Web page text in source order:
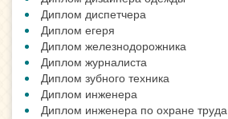
Диплом диспетчера
Диплом егеря
Диплом железнодорожника
Диплом журналиста
Диплом зубного техника
Диплом инженера
Диплом инженера по охране труда